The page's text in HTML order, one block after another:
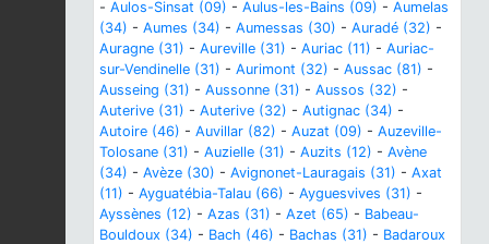
- Aulos-Sinsat (09) - Aulus-les-Bains (09) - Aumelas
(34) - Aumes (34) - Aumessas (30) - Auradé (32) -
Auragne (31) - Aureville (31) - Auriac (11) - Auriac-
sur-Vendinelle (31) - Aurimont (32) - Aussac (81) -
Ausseing (31) - Aussonne (31) - Aussos (32) -
Auterive (31) - Auterive (32) - Autignac (34) -
Autoire (46) - Auvillar (82) - Auzat (09) - Auzeville-
Tolosane (31) - Auzielle (31) - Auzits (12) - Avène
(34) - Avèze (30) - Avignonet-Lauragais (31) - Axat
(11) - Ayguatébia-Talau (66) - Ayguesvives (31) -
Ayssènes (12) - Azas (31) - Azet (65) - Babeau-
Bouldoux (34) - Bach (46) - Bachas (31) - Badaroux